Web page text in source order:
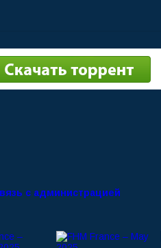
с администрацией